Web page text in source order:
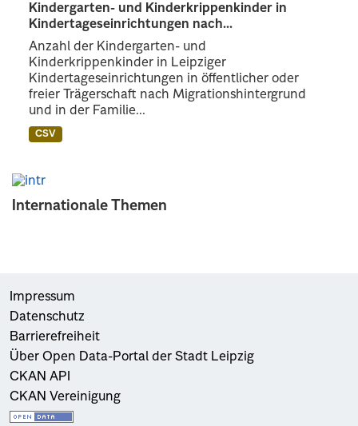
Internationale Themen
Kindergarten- und Kinderkrippenkinder in
Kindertageseinrichtungen nach...
Anzahl der Kindergarten- und
Kinderkrippenkinder in Leipziger
Kindertageseinrichtungen in öffentlicher oder
freier Trägerschaft nach Migrationshintergrund
und in der Familie...
CSV
Impressum
Datenschutz
Barrierefreiheit
Über Open Data-Portal der Stadt Leipzig
CKAN API
CKAN Vereinigung